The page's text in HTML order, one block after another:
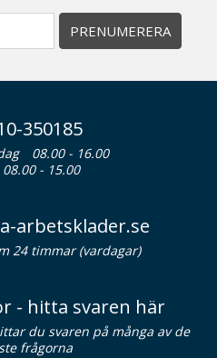
PRENUMERERA
350185
08.00 - 16.00
08.00 - 15.00
arbetsklader.se
24 timmar (vardagar)
- hitta svaren här
du svaren på många av de
frågorna